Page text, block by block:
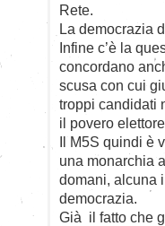
Rete.
La democrazia
Infine c’è la
concordano
scusa con cui
troppi candidati
il povero
Il M5S quindi è
una monarchia
domani, alcuna
democrazia.
Già il fatto che